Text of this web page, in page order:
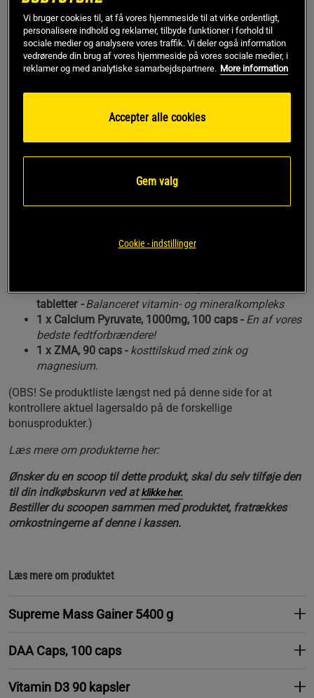
1 x Supreme Mass, 5.4 kg-Et komplet proteintilskud
med god smag og opløselighed!
Plus vaglfrit bonusprodukt, vælg selv blandt produkterne i
listen herunder:
vitamin- og mineralkompleks
tabletter-Balanceret vitamin- og mineralkompleks
1 x Calcium Pyruvate, 1000mg, 100 caps - En af vores
bedste fedtforbrændere!
1 x ZMA, 90 caps - kosttilskud med zink og
magnesium.
(OBS! Se produktliste længst ned på denne side for at
kontrollere aktuel lagersaldo på de forskellige
bonusprodukter.)
Læs mere om produkterne her:
Ønsker du en scoop til dette produkt, skal du selv tilføje den
til din indkøbskurvn ved at klikke her.
Bestiller du scoopen sammen med produktet, fratrækkes
omkostningerne af denne i kassen.
Læs mere om produktet
Supreme Mass Gainer 5400 g
DAA Caps, 100 caps
Vitamin D3 90 kapsler
Vi bruger cookies til, at få vores hjemmeside til at virke ordentligt,
personalisere indhold og reklamer, tilbyde funktioner i forhold til
sociale medier og analysere vores traffik. Vi deler også information
vedrørende din brug af vores hjemmeside på vores sociale medier, i
reklamer og med analytiske samarbejdspartnere. More information
Accepter alle cookies
Gem valg
Cookie - indstillinger